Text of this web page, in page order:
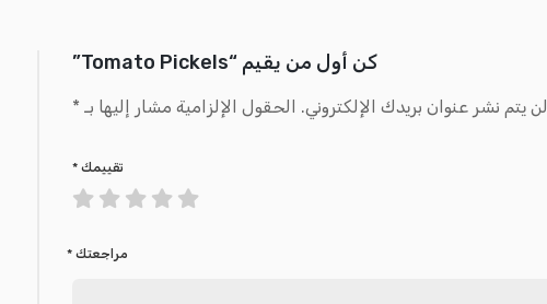
كن أول من يقيم “Tomato Pickels”
لن يتم نشر عنوان بريدك الإلكتروني. الحقول الإلزامية مشار إليها بـ *
تقييمك *
مراجعتك *